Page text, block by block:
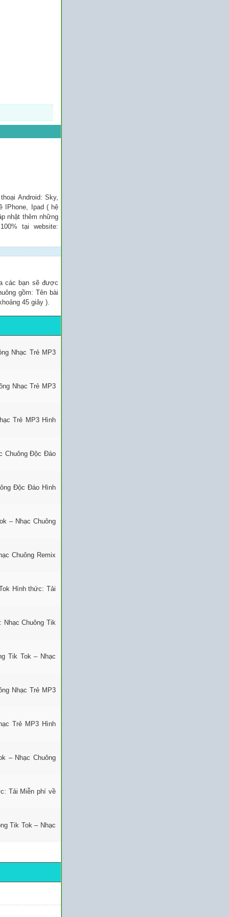
Android: Sky,
IPhone, Ipad ( hệ
nhật thêm những
tại website:
các bạn sẽ được
gồm: Tên bài
45 giây ).
Nhạc Trẻ MP3
Nhạc Trẻ MP3
Trẻ MP3 Hình
Chuông Độc Đáo
Độc Đáo Hình
– Nhạc Chuông
Chuông Remix
Hình thức: Tải
Nhạc Chuông Tik
Tik Tok – Nhạc
Nhạc Trẻ MP3
Trẻ MP3 Hình
– Nhạc Chuông
Tải Miễn phí về
Tik Tok – Nhạc